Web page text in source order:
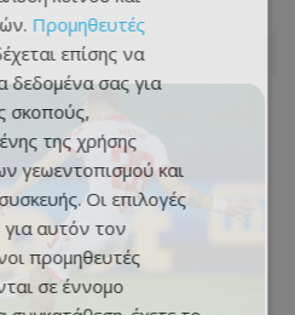
Προμηθευτές
επίσης να
δεδομένα σας για
σκοπούς,
της χρήσης
γεωεντοπισμού και
Οι επιλογές
αυτόν τον
προμηθευτές
σε έννομο